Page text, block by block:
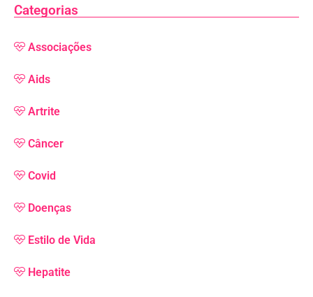
Categorias
Associações
Aids
Artrite
Câncer
Covid
Doenças
Estilo de Vida
Hepatite